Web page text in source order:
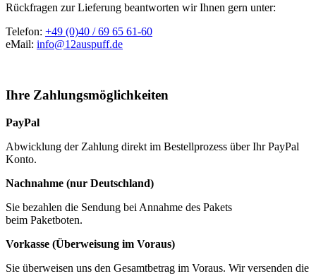
Rückfragen zur Lieferung beantworten wir Ihnen gern unter:
Telefon: +49 (0)40 / 69 65 61-60
eMail: info@12auspuff.de
Ihre Zahlungsmöglichkeiten
PayPal
Abwicklung der Zahlung direkt im Bestellprozess über Ihr PayPal
Konto.
Nachnahme (nur Deutschland)
Sie bezahlen die Sendung bei Annahme des Pakets
beim Paketboten.
Vorkasse (Überweisung im Voraus)
Sie überweisen uns den Gesamtbetrag im Voraus. Wir versenden die